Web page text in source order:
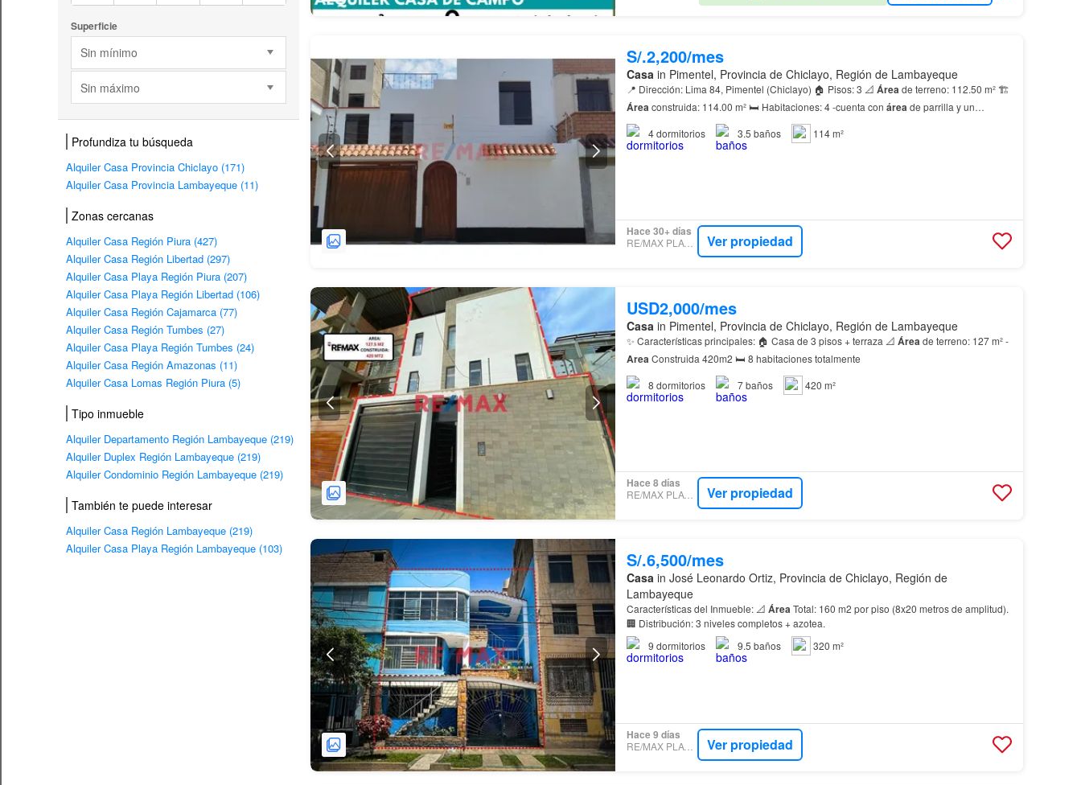
Superficie
Sin mínimo
Sin máximo
Profundiza tu búsqueda
Alquiler Casa Provincia Chiclayo (171)
Alquiler Casa Provincia Lambayeque (11)
Zonas cercanas
Alquiler Casa Región Piura (427)
Alquiler Casa Región Libertad (297)
Alquiler Casa Playa Región Piura (207)
Alquiler Casa Playa Región Libertad (106)
Alquiler Casa Región Cajamarca (77)
Alquiler Casa Región Tumbes (27)
Alquiler Casa Playa Región Tumbes (24)
Alquiler Casa Región Amazonas (11)
Alquiler Casa Lomas Región Piura (5)
Tipo inmueble
Alquiler Departamento Región Lambayeque (219)
Alquiler Duplex Región Lambayeque (219)
Alquiler Condominio Región Lambayeque (219)
También te puede interesar
Alquiler Casa Región Lambayeque (219)
Alquiler Casa Playa Región Lambayeque (103)
S/.2,200/mes
Casa in Pimentel, Provincia de Chiclayo, Región de Lambayeque
📍 Dirección: Lima 84, Pimentel (Chiclayo) 🏠 Pisos: 3 📐 Área de terreno: 112.50 m² 🏗️
Área construida: 114.00 m² 🛏️ Habitaciones: 4 -cuenta con áreade parrilla y un
estudio( opción de habitación) en el primer…
4dormitorios 3.5 baños 114 m²
Hace 30+ días
RE/MAX PLATINUM Ver propiedad
USD2,000/mes
Casa in Pimentel, Provincia de Chiclayo, Región de Lambayeque
✨ Características principales: 🏠 Casa de 3 pisos + terraza 📐 Áreade terreno: 127 m² -
AreaConstruida 420m2 🛏️ 8 habitaciones totalmente
8 dormitorios 7baños 420 m²
Hace 8 días
RE/MAX PLATINUM Ver propiedad
S/.6,500/mes
Casa in José Leonardo Ortiz, Provincia de Chiclayo, Región de
Lambayeque
Características del Inmueble: 📐 ÁreaTotal: 160 m2 por piso (8x20 metros de amplitud).
🏢 Distribución: 3 niveles completos + azotea.
9 dormitorios 9.5 baños 320 m²
Hace 9 días
RE/MAX PLATINUM Ver propiedad